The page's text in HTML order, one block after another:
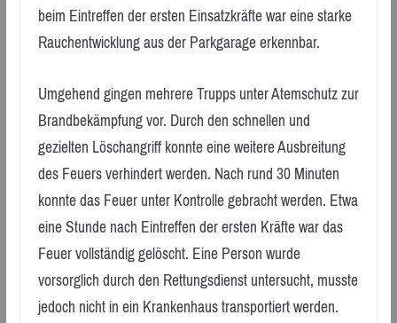
beim Eintreffen der ersten Einsatzkräfte war eine starke
Rauchentwicklung aus der Parkgarage erkennbar.
Umgehend gingen mehrere Trupps unter Atemschutz zur
Brandbekämpfung vor. Durch den schnellen und
gezielten Löschangriff konnte eine weitere Ausbreitung
des Feuers verhindert werden. Nach rund 30 Minuten
konnte das Feuer unter Kontrolle gebracht werden. Etwa
eine Stunde nach Eintreffen der ersten Kräfte war das
Feuer vollständig gelöscht. Eine Person wurde
vorsorglich durch den Rettungsdienst untersucht, musste
jedoch nicht in ein Krankenhaus transportiert werden.